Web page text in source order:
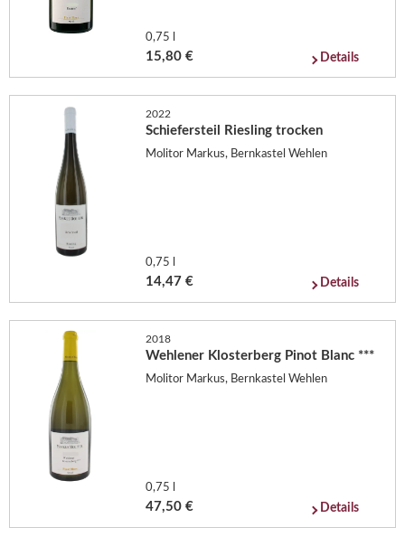
0,75 l
15,80 € Details
2022
Schiefersteil Riesling trocken
Molitor Markus, Bernkastel Wehlen
0,75 l
14,47 € Details
2018
Wehlener Klosterberg Pinot Blanc ***
Molitor Markus, Bernkastel Wehlen
0,75 l
47,50 € Details